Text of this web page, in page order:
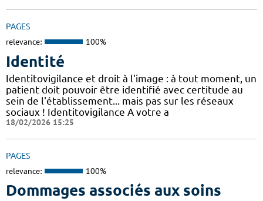
PAGES
relevance: 100%
Identité
Identitovigilance et droit à l'image : à tout moment, un
patient doit pouvoir être identifié avec certitude au
sein de l'établissement... mais pas sur les réseaux
sociaux ! Identitovigilance A votre a
18/02/2026 15:25
PAGES
relevance: 100%
Dommages associés aux soins